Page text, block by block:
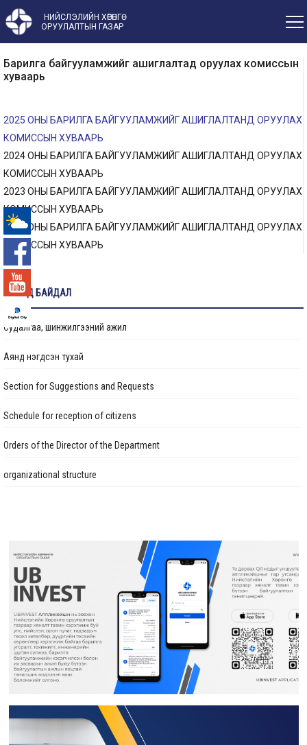
НИЙСЛЭЛИЙН ХӨРӨНГӨ
ОРУУЛАЛТЫН ГАЗАР
Барилга байгууламжийг ашиглалтад оруулах комиссын
хуваарь
2025 ОНЫ БАРИЛГА БАЙГУУЛАМЖИЙГ АШИГЛАЛТАНД ОРУУЛАХ
КОМИССЫН ХУВААРЬ
2024 ОНЫ БАРИЛГА БАЙГУУЛАМЖИЙГ АШИГЛАЛТАНД ОРУУЛАХ
КОМИССЫН ХУВААРЬ
​2023 ОНЫ БАРИЛГА БАЙГУУЛАМЖИЙГ АШИГЛАЛТАНД ОРУУЛАХ
КОМИССЫН ХУВААРЬ
2022 ОНЫ БАРИЛГА БАЙГУУЛАМЖИЙГ АШИГЛАЛТАНД ОРУУЛАХ
КОМИССЫН ХУВААРЬ
ИЛ ТОД БАЙДАЛ
Судалгаа, шинжилгээний ажил
Аянд нэгдсэн тухай
Section for Suggestions and Requests
Schedule for reception of citizens
Orders of the Director of the Department
organizational structure
Үйл ажиллагааны тайлан
Өргөдөл, гомдол шийдвэрлэлт
Санал хүсэлтийн булан
Барилга байгууламжийг ашиглалтад оруулах комиссын хуваарь
Их засвар, тохижилтын ажлыг ашиглалтад оруулах комиссын хуваарь